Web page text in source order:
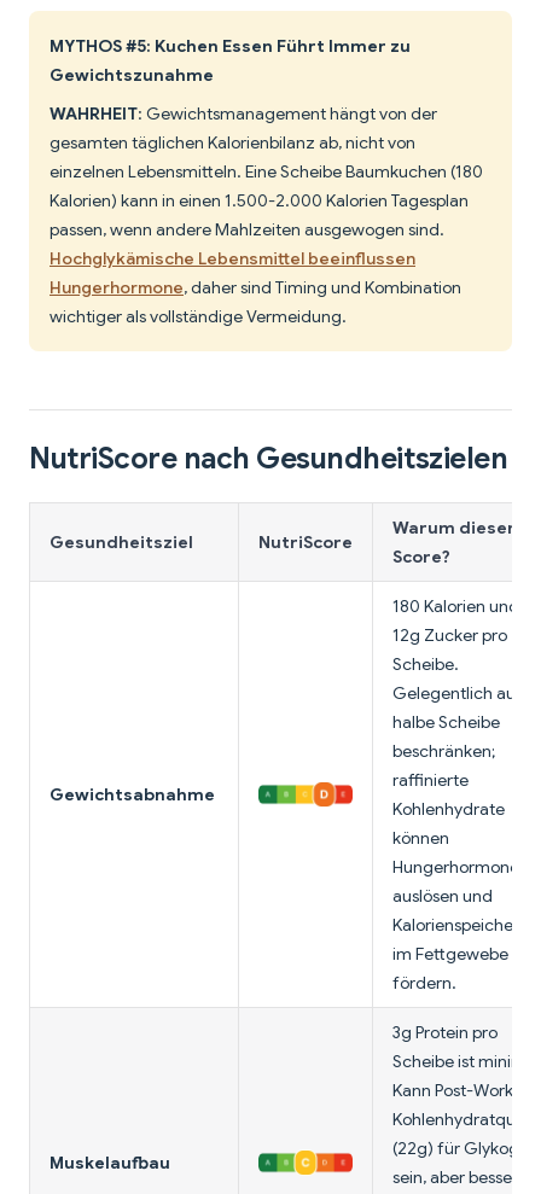
MYTHOS #5: Kuchen Essen Führt Immer zu
Gewichtszunahme
WAHRHEIT: Gewichtsmanagement hängt von der
gesamten täglichen Kalorienbilanz ab, nicht von
einzelnen Lebensmitteln. Eine Scheibe Baumkuchen (180
Kalorien) kann in einen 1.500-2.000 Kalorien Tagesplan
passen, wenn andere Mahlzeiten ausgewogen sind.
Hochglykämische Lebensmittel beeinflussen
Hungerhormone, daher sind Timing und Kombination
wichtiger als vollständige Vermeidung.
NutriScore nach Gesundheitszielen
Gesundheitsziel NutriScore
Warum dieser
Score?
Gewichtsabnahme
180 Kalorien und
12g Zucker pro
Scheibe.
Gelegentlich auf
halbe Scheibe
beschränken;
raffinierte
Kohlenhydrate
können
Hungerhormone
auslösen und
im Fettgewebe
fördern.
Muskelaufbau
3g Protein pro
Scheibe ist
Kann Post-Workout
Kohlenhydratquelle
(22g) für Glykogen
sein, aber bessere